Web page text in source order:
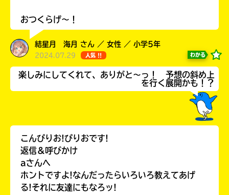
おつくらげ〜！
結星月 海月 さん ／ 女性 ／ 小学5年
2024.07.29 人気 !! わかる
楽しみにしてくれて、ありがと～っ！ 予想の斜め上
を行く展開かも！？
こんぴりお!ぴりおです!
返信＆呼びかけ
aさんへ
ホントですよ!なんだったらいろいろ教えてあげ
る!それに友達にもなろッ!